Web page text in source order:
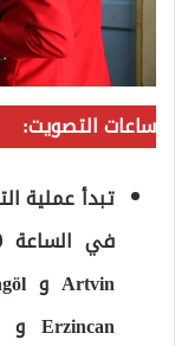
ساعات التصويت: